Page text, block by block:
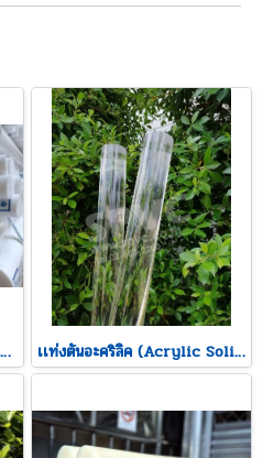
เเท่งตันเทฟล่อน (PTFE, TEFLON Solid Rod) เเท่งตันอะคริลิค (Acrylic Solid Rod)